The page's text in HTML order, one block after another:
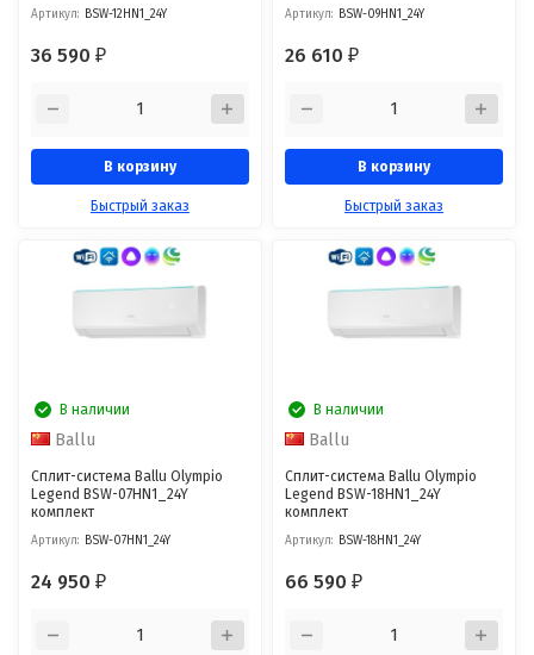
Артикул: BSW-12HN1_24Y
36 590₽
В корзину
Быстрый заказ
Артикул: BSW-09HN1_24Y
26 610₽
В корзину
Быстрый заказ
В наличии
Ballu
Сплит-система Ballu Olympio
Legend BSW-07HN1_24Y
комплект
Артикул: BSW-07HN1_24Y
24 950₽
В наличии
Ballu
Сплит-система Ballu Olympio
Legend BSW-18HN1_24Y
комплект
Артикул: BSW-18HN1_24Y
66 590₽